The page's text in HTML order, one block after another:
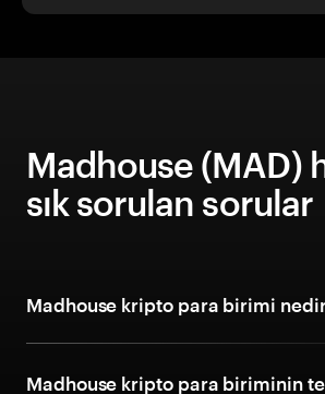
Madhouse (MAD)
sık sorulan sorular
Madhouse kripto para birimi
Madhouse kripto para biriminin